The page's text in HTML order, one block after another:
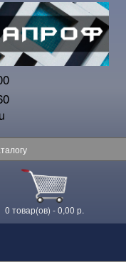
0 товар(ов) - 0,00 р.